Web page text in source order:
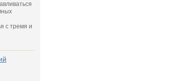
с тремя и